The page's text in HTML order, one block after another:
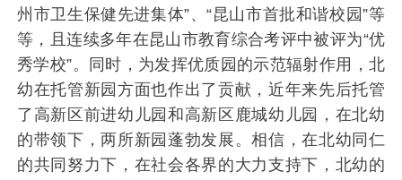
州市卫生保健先进集体”、“昆山市首批和谐校园”等
等，且连续多年在昆山市教育综合考评中被评为“优
秀学校”。同时，为发挥优质园的示范辐射作用，北
幼在托管新园方面也作出了贡献，近年来先后托管
了高新区前进幼儿园和高新区鹿城幼儿园，在北幼
的带领下，两所新园蓬勃发展。相信，在北幼同仁
的共同努力下，在社会各界的大力支持下，北幼的